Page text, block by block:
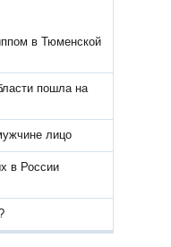
в Тюменской
пошла на
лицо
в России